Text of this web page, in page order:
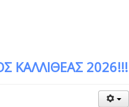
ΚΑΛΛΙΘΕΑΣ 2026!!!